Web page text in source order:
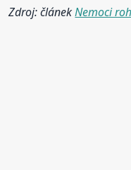
Zdroj: článekNemoci